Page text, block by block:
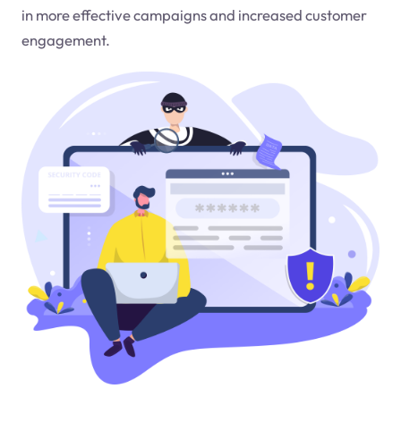
in more effective campaigns and increased customer
engagement.